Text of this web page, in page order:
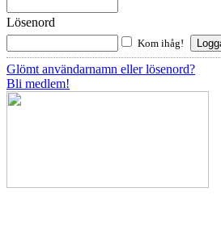
Lösenord
Kom ihåg!
Glömt användarnamn eller lösenord?
Bli medlem!